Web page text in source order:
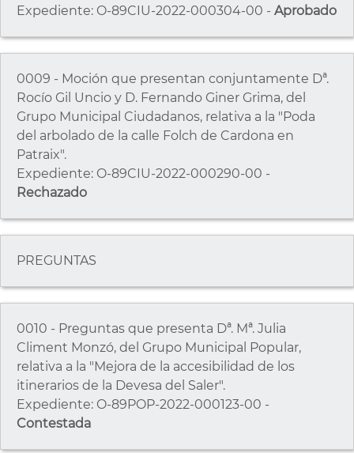
Expediente: O-89CIU-2022-000304-00 - Aprobado
0009 - Moción que presentan conjuntamente Dª.
Rocío Gil Uncio y D. Fernando Giner Grima, del
Grupo Municipal Ciudadanos, relativa a la "Poda
del arbolado de la calle Folch de Cardona en
Patraix".
Expediente: O-89CIU-2022-000290-00 -
Rechazado
PREGUNTAS
0010 - Preguntas que presenta Dª. Mª. Julia
Climent Monzó, del Grupo Municipal Popular,
relativa a la "Mejora de la accesibilidad de los
itinerarios de la Devesa del Saler".
Expediente: O-89POP-2022-000123-00 -
Contestada